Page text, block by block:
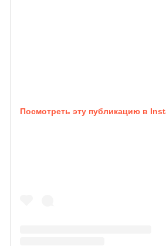
Посмотреть эту публикацию в